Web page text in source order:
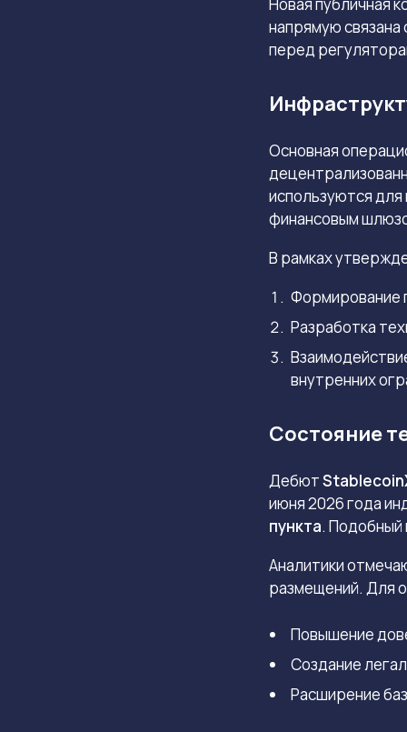
Новая публичная
напрямую
перед
Основная
используются
финансовым
В рамках
Формирование
Разработка
внутренних
Состояние
Дебют
июня 2026 года
пункта. Подобный
Аналитики
размещений. Для
Повышение
Создание
Расширение